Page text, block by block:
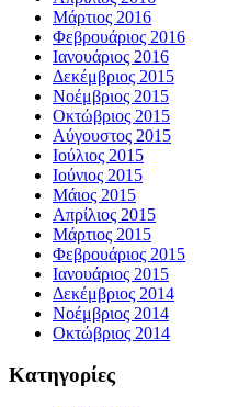
Μάρτιος 2016
Φεβρουάριος 2016
Ιανουάριος 2016
Δεκέμβριος 2015
Νοέμβριος 2015
Οκτώβριος 2015
Αύγουστος 2015
Ιούλιος 2015
Ιούνιος 2015
Μάιος 2015
Απρίλιος 2015
Μάρτιος 2015
Φεβρουάριος 2015
Ιανουάριος 2015
Δεκέμβριος 2014
Νοέμβριος 2014
Οκτώβριος 2014
Kατηγορίες